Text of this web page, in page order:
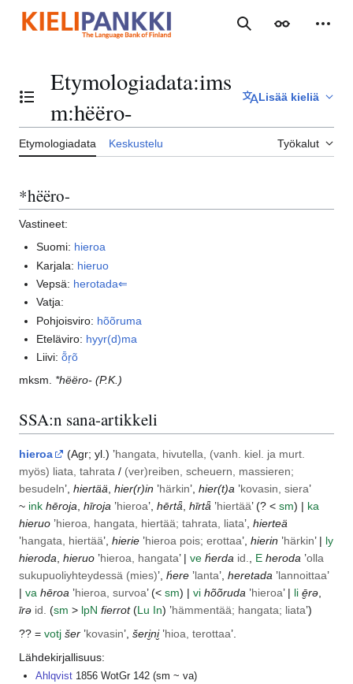
sisältöön
Haku Ulkoasu
Vaihda sisällysluettelo
Etymologiadata:ims
m:hëëro-
Lisää kieliä
Etymologiadata Keskustelu Työkalut
*hëëro-
Vastineet:
Suomi: hieroa
Karjala: hieruo
Vepsä: herotada⇐
Vatja:
Pohjoisviro: hõõruma
Eteläviro: hyyr(d)ma
Liivi:ȭŗõ
mksm. *hëëro- (P.K.)
SSA:n sana-artikkeli
hieroa (Agr; yl.) ’hangata, hivutella, (vanh. kiel. ja murt.
myös) liata, tahrata / (ver)reiben, scheuern, massieren;
besudeln’, hiertää hier(r)in ’härkin’, hier(t)a ’kovasin, siera’
~ ink hēroja hīroja ’hieroa’, hērtǟ hīrtǟ ’hiertää’ (? < sm) | ka
hieruo ’hieroa, hangata, hiertää; tahrata, liata’, hierteä
’hangata, hiertää’, hierie ’hieroa pois; erottaa’, hierin ’härkin’ | ly
hieroda hieruo ’hieroa, hangata’ | ve h́erda id. E heroda ’olla
sukupuoliyhteydessä (mies)’, h́ere ’lanta’, heretada ’lannoittaa’
| va hēroa ’hieroa, survoa’ (< sm) | vi hõõruda ’hieroa’ | li ē̮rə
īrə id. (sm > lpN fierrot(Lu In) ’hämmentää; hangata; liata’)
?? = votj šer ’kovasin’, šeri̮ni̮’hioa, terottaa’.
Lähdekirjallisuus:
Ahlqvist1856 WotGr 142 (sm ~ va)